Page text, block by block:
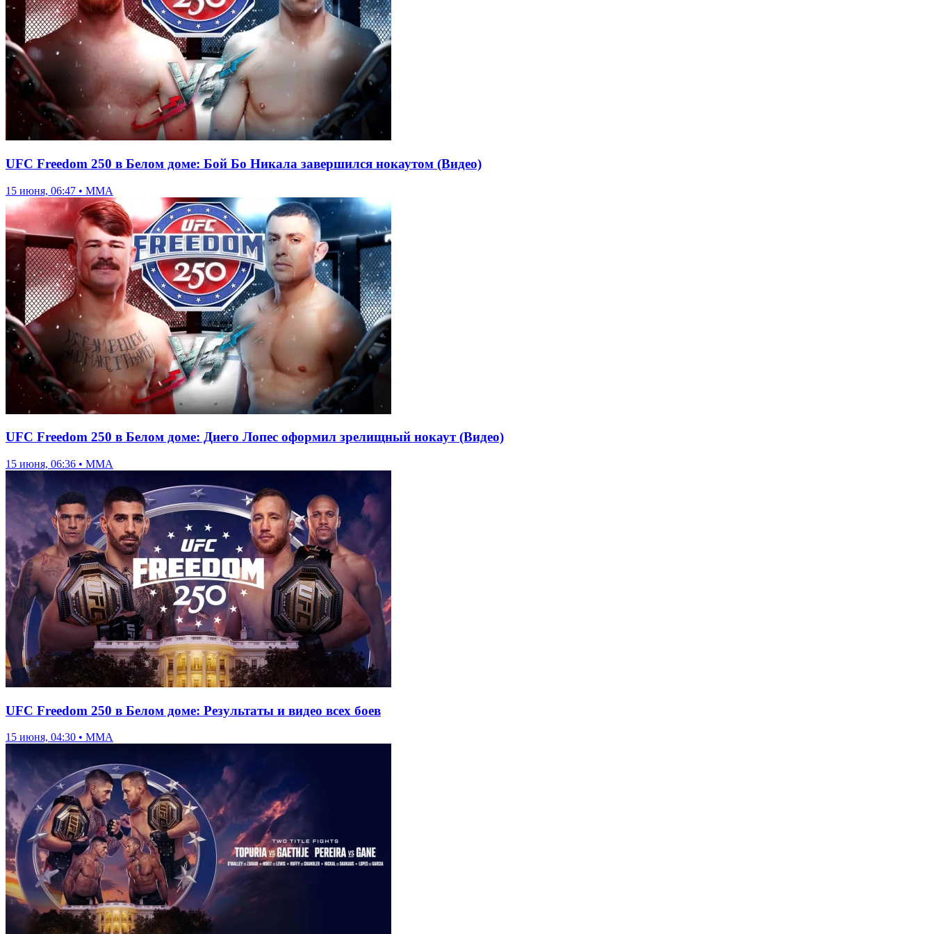
UFC Freedom 250 в Белом доме: Бой Бо Никала завершился нокаутом (Видео)
15 июня, 06:47 • ММА
UFC Freedom 250 в Белом доме: Диего Лопес оформил зрелищный нокаут (Видео)
15 июня, 06:36 • ММА
UFC Freedom 250 в Белом доме: Результаты и видео всех боев
15 июня, 04:30 • ММА